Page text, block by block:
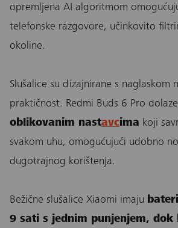
opremljena AI algoritmom
telefonske razgovore, učinkovito
okoline.
Slušalice su dizajnirane s naglaskom
praktičnost. Redmi Buds 6 Pro
oblikovanim nastavcima koji
svakom uhu, omogućujući udobno
dugotrajnog korištenja.
Bežične slušalice Xiaomi imaju
9 sati s jednim punjenjem, dok